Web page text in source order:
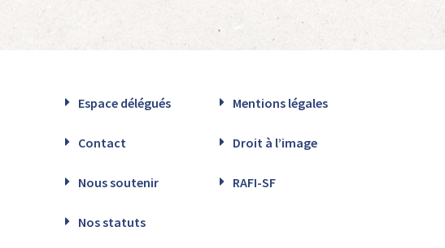
Espace délégués Mentions légales
Contact Droit à l’image
Nous soutenir RAFI-SF
Nos statuts